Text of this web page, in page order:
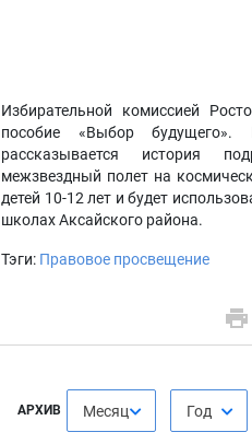
Избирательной комиссией
пособие «Выбор
рассказывается история
межзвездный полет на
детей 10-12 лет и будет
школах Аксайского района.
Тэги: Правовое просвещение
АРХИВ Месяц Год